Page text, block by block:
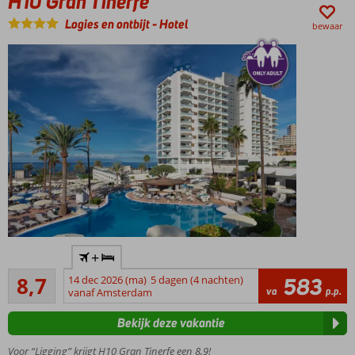
Logies en ontbijt-Hotel bewaar
Accommodatie met een
GSTC erkend
duurzaamheidscertificaat
Only
Adult,
8,7Aanrader
80
beoordelingen
+
14 dec 2026 (ma) 5 dagen (4 nachten)
vanaf Amsterdam
va 583 p.p.
Voor “Ligging” krijgt H10 Gran Tinerfe een 8,9!
Bekijk deze vakantie